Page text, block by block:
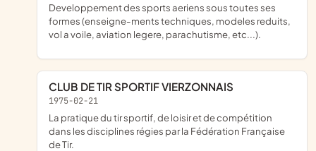
Developpement des sports aeriens sous toutes ses
formes (enseigne-ments techniques, modeles reduits,
vol a voile, aviation legere, parachutisme, etc...).
CLUB DE TIR SPORTIF VIERZONNAIS
1975-02-21
La pratique du tir sportif, de loisir et de compétition
dans les disciplines régies par la Fédération Française
de Tir.